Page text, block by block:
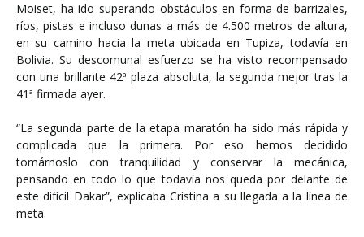
Moiset, ha ido superando obstáculos en forma de barrizales,
ríos, pistas e incluso dunas a más de 4.500 metros de altura,
en su camino hacia la meta ubicada en Tupiza, todavía en
Bolivia. Su descomunal esfuerzo se ha visto recompensado
con una brillante 42ª plaza absoluta, la segunda mejor tras la
41ª firmada ayer.
“La segunda parte de la etapa maratón ha sido más rápida y
complicada que la primera. Por eso hemos decidido
tomárnoslo con tranquilidad y conservar la mecánica,
pensando en todo lo que todavía nos queda por delante de
este difícil Dakar”, explicaba Cristina a su llegada a la línea de
meta.